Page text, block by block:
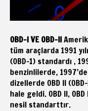
OBD-I VE OBD-II
tüm araçlarda 1991
(OBD-1) standardı ,
benzinlilerde,
dizellerde OBD II
hale geldi. OBD II,
nesil standarttır.